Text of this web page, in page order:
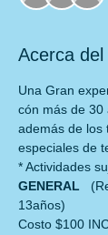
Acerca
Una Gran
cón más de 30
además de los
especiales de
* Actividades
GENERAL
13años)
Costo $100